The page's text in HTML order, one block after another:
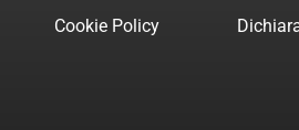
Cookie Policy